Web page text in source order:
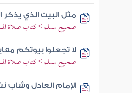
مثل البيت الذي يذكر
صحيح مسلم > كتاب صلاة
لا تجعلوا بيوتكم
صحيح مسلم > كتاب صلاة
الإمام العادل وشاب